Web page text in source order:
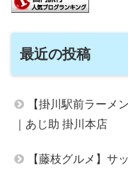
最近の投稿
【掛川駅前ラーメ
｜あじ助 掛川本店
【藤枝グルメ】サ